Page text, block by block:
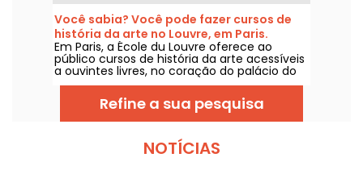
apreciadas nos museus de Paris. Venha
conosco nessa jornada!
Você sabia? Você pode fazer cursos de
história da arte no Louvre, em Paris.
Em Paris, a École du Louvre oferece ao
público cursos de história da arte acessíveis
a ouvintes livres, no coração do palácio do
Louvre, todos os anos, de setembro a junho.
Conferências gratuitas também são
promovidas pelo museu, de forma pontual.
Um conteúdo para você ficar craque em
Refine a sua pesquisa
NOTÍCIAS